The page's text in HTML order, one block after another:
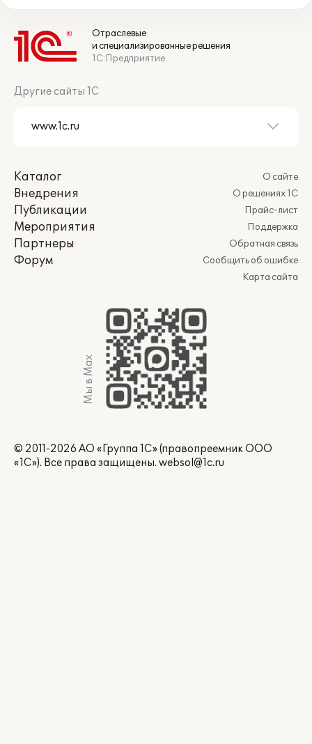
Отраслевые
и специализированные решения
1С:Предприятие
Другие сайты 1С
Каталог
Внедрения
Публикации
Мероприятия
Партнеры
Форум
О сайте
О решениях 1С
Прайс-лист
Поддержка
Обратная связь
Сообщить об ошибке
Карта сайта
Мы в Max
© 2011-2026 АО «Группа 1С» (правопреемник ООО
«1С»). Все права защищены. websol@1c.ru